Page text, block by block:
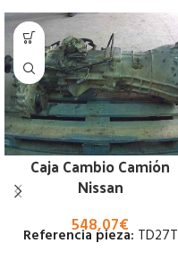
Caja Cambio Camión
Nissan
548,07€
Referencia pieza: TD27T